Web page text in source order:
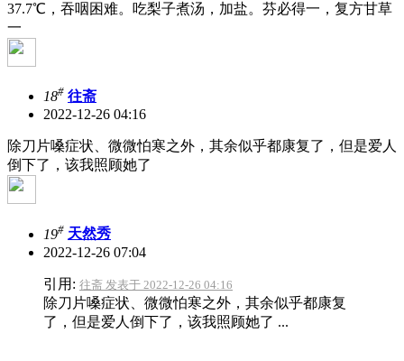
37.7℃，吞咽困难。吃梨子煮汤，加盐。芬必得一，复方甘草
一
18# 往斋
2022-12-26 04:16
除刀片嗓症状、微微怕寒之外，其余似乎都康复了，但是爱人
倒下了，该我照顾她了
19# 天然秀
2022-12-26 07:04
引用: 往斋 发表于 2022-12-26 04:16
除刀片嗓症状、微微怕寒之外，其余似乎都康复
了，但是爱人倒下了，该我照顾她了 ...